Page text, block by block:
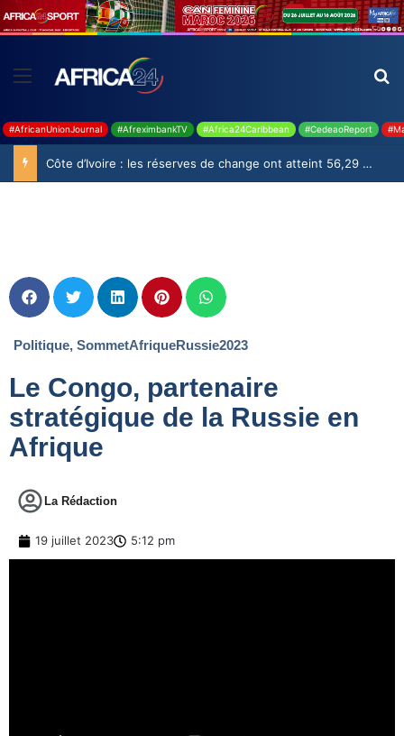
#AfricanUnionJournal #AfreximbankTV #Africa24Caribbean #CedeaoReport
Côte d’Ivoire : les réserves de change ont atteint 56,29 milliards USD en juillet
Politique, SommetAfriqueRussie2023
Le Congo, partenaire
stratégique de la Russie en
Afrique
La Rédaction
19 juillet 2023 5:12 pm